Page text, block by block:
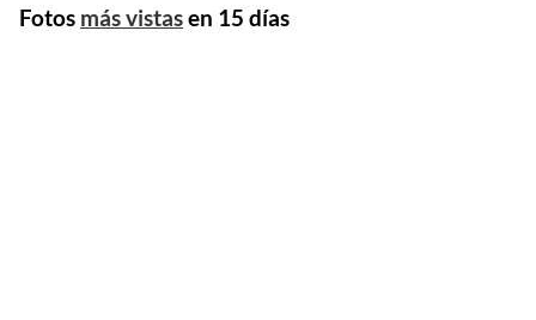
Fotos más vistasen 15 días